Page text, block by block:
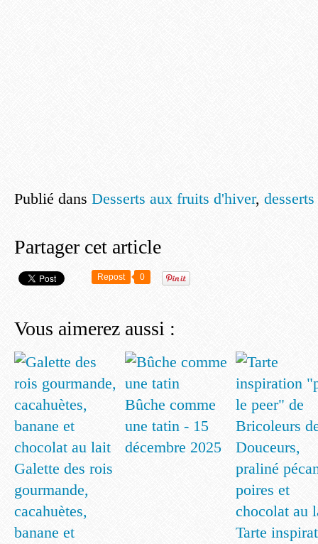
Publié dans Desserts aux fruits d'hiver,
Partager cet article
Repost 0
Vous aimerez aussi :
Galette des rois
gourmande,
cacahuètes,
banane et
Bûche comme
une tatin - 15
décembre 2025
Tarte